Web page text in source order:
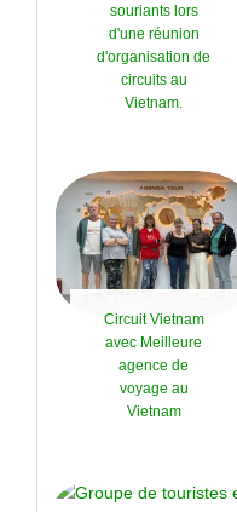
souriants lors
d'une réunion
d'organisation de
circuits au
Vietnam.
Circuit Vietnam
avec Meilleure
agence de
voyage au
Vietnam